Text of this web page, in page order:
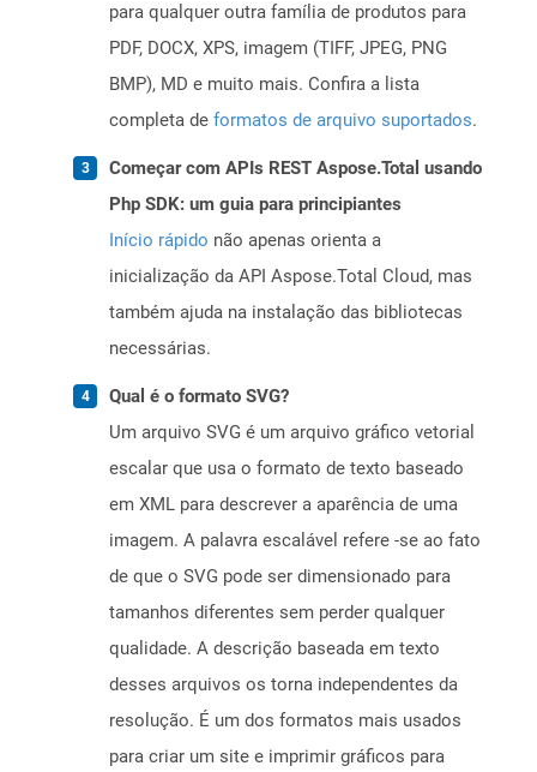
para qualquer outra família de produtos para
PDF, DOCX, XPS, imagem (TIFF, JPEG, PNG
BMP), MD e muito mais. Confira a lista
completa de formatos de arquivo suportados.
Começar com APIs REST Aspose.Total usando
Php SDK: um guia para principiantes
Início rápido não apenas orienta a
inicialização da API Aspose.Total Cloud, mas
também ajuda na instalação das bibliotecas
necessárias.
Qual é o formato SVG?
Um arquivo SVG é um arquivo gráfico vetorial
escalar que usa o formato de texto baseado
em XML para descrever a aparência de uma
imagem. A palavra escalável refere -se ao fato
de que o SVG pode ser dimensionado para
tamanhos diferentes sem perder qualquer
qualidade. A descrição baseada em texto
desses arquivos os torna independentes da
resolução. É um dos formatos mais usados ​​
para criar um site e imprimir gráficos para